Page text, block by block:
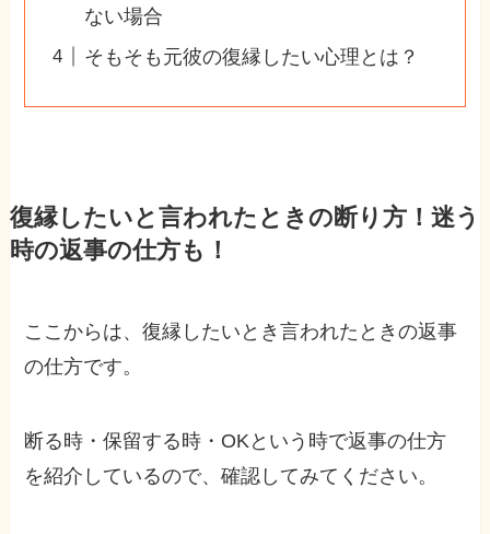
ない場合
そもそも元彼の復縁したい心理とは？
復縁したいと言われたときの断り方！迷う
時の返事の仕方も！
ここからは、復縁したいとき言われたときの返事
の仕方です。
断る時・保留する時・OKという時で返事の仕方
を紹介しているので、確認してみてください。